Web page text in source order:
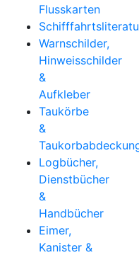
Flusskarten
Warnschilder,
Hinweisschilder
&
Aufkleber
Taukörbe
&
Logbücher,
Dienstbücher
&
Handbücher
Eimer,
Kanister &